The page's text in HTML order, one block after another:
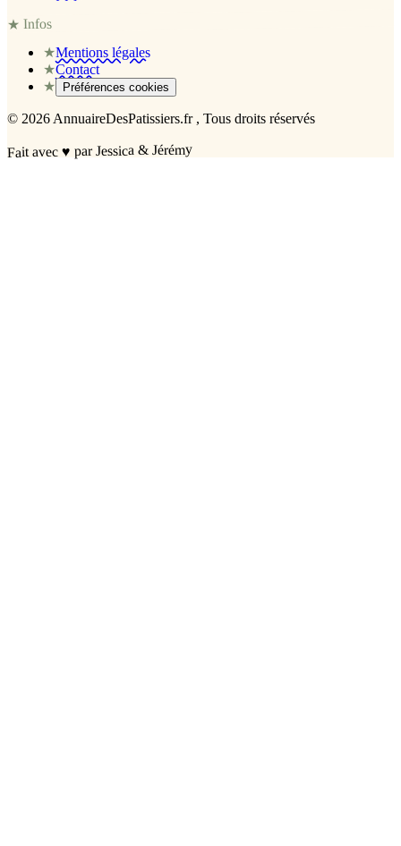
★Infos
★Mentions légales
★Contact
★
Préférences cookies
© 2026 AnnuaireDesPatissiers.fr , Tous droits réservés
Fait avec♥ par Jessica & Jérémy